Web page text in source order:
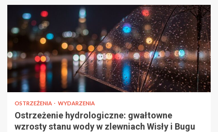
OSTRZEŻENIA WYDARZENIA
Ostrzeżenie hydrologiczne: gwałtowne
wzrosty stanu wody w zlewniach Wisły i Bugu